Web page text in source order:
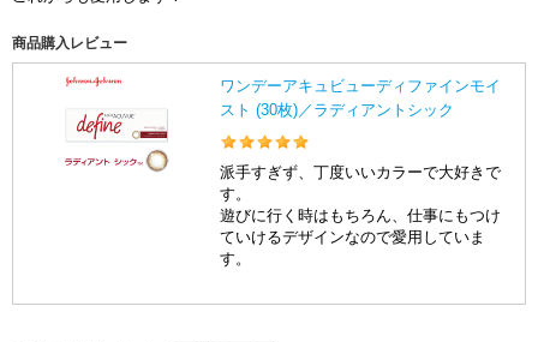
商品購入レビュー
ワンデーアキュビューディファインモイ
スト (30枚)／ラディアントシック
派手すぎず、丁度いいカラーで大好きで
す。
遊びに行く時はもちろん、仕事にもつけ
ていけるデザインなので愛用していま
す。